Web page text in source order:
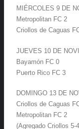
MIÉRCOLES 9 DE
Metropolitan FC 2
Criollos de Caguas
JUEVES 10 DE
Bayamón FC 0
Puerto Rico FC 3
DOMINGO 13 DE
Criollos de Caguas
Metropolitan FC 2
(Agregado Criollos 5-